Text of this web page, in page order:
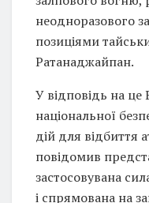
неодноразового
позиціями
Ратанаджайпан.
У відповідь на
національної
дій для відбиття
повідомив
застосовувана
і спрямована на